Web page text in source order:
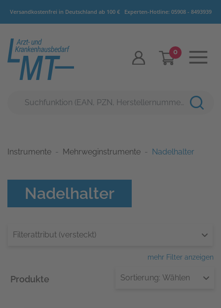
Versandkostenfrei in Deutschland ab 100 € Experten-Hotline: 05908 - 8493939
0
Instrumente Mehrweginstrumente Nadelhalter
Nadelhalter
Filterattribut (versteckt)
mehr Filter anzeigen
Produkte Sortierung: Wählen